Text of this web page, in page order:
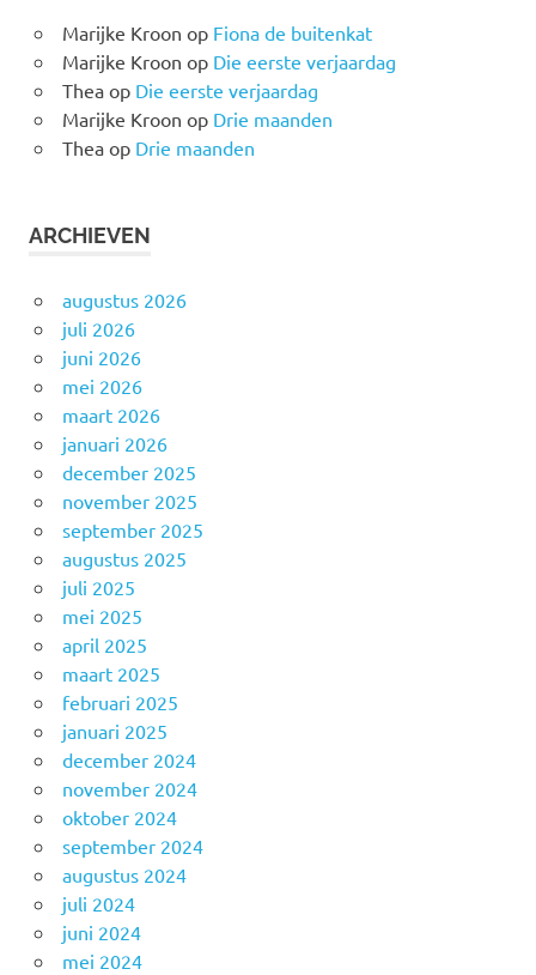
Marijke Kroon op Fiona de buitenkat
Marijke Kroon op Die eerste verjaardag
Theaop Die eerste verjaardag
Marijke Kroon op Drie maanden
Theaop Drie maanden
ARCHIEVEN
augustus 2026
juli 2026
juni 2026
mei 2026
maart 2026
januari 2026
december 2025
november 2025
september 2025
augustus 2025
juli 2025
mei 2025
april 2025
maart 2025
februari 2025
januari 2025
december 2024
november 2024
oktober 2024
september 2024
augustus 2024
juli 2024
juni 2024
mei 2024